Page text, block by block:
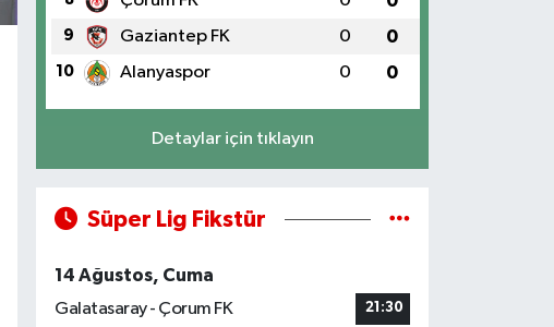
9 Gaziantep FK 0 0
10 Alanyaspor 0 0
Detaylar için tıklayın
Süper Lig Fikstür
14 Ağustos, Cuma
Galatasaray - Çorum FK
21:30